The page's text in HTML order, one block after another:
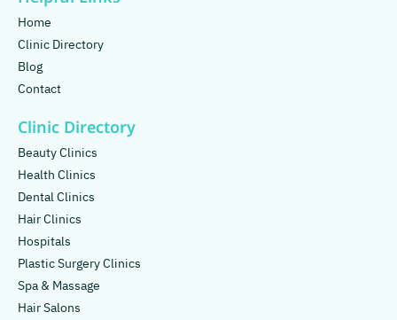
Home
Clinic Directory
Blog
Contact
Clinic Directory
Beauty Clinics
Health Clinics
Dental Clinics
Hair Clinics
Hospitals
Plastic Surgery Clinics
Spa & Massage
Hair Salons